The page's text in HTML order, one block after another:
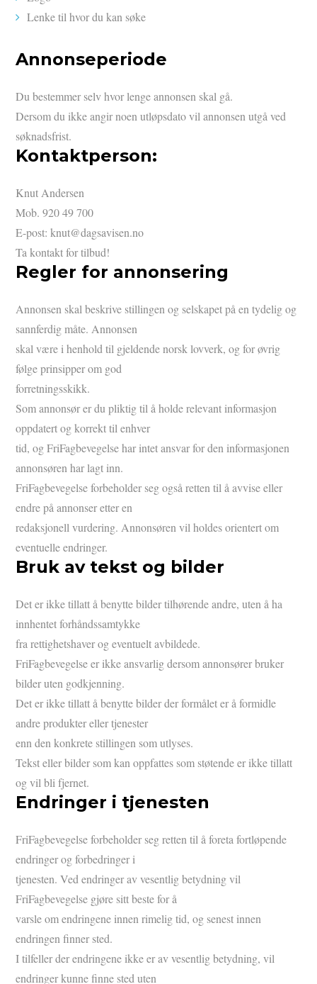
Lenke til hvor du kan søke
Annonseperiode
Du bestemmer selv hvor lenge annonsen skal gå.
Dersom du ikke angir noen utløpsdato vil annonsen utgå ved
søknadsfrist.
Kontaktperson:
Knut Andersen
Mob. 920 49 700
E-post: knut@dagsavisen.no
Ta kontakt for tilbud!
Regler for annonsering
Annonsen skal beskrive stillingen og selskapet på en tydelig og
sannferdig måte. Annonsen
skal være i henhold til gjeldende norsk lovverk, og for øvrig
følge prinsipper om god
forretningsskikk.
Som annonsør er du pliktig til å holde relevant informasjon
oppdatert og korrekt til enhver
tid, og FriFagbevegelse har intet ansvar for den informasjonen
annonsøren har lagt inn.
FriFagbevegelse forbeholder seg også retten til å avvise eller
endre på annonser etter en
redaksjonell vurdering. Annonsøren vil holdes orientert om
eventuelle endringer.
Bruk av tekst og bilder
Det er ikke tillatt å benytte bilder tilhørende andre, uten å ha
innhentet forhåndssamtykke
fra rettighetshaver og eventuelt avbildede.
FriFagbevegelse er ikke ansvarlig dersom annonsører bruker
bilder uten godkjenning.
Det er ikke tillatt å benytte bilder der formålet er å formidle
andre produkter eller tjenester
enn den konkrete stillingen som utlyses.
Tekst eller bilder som kan oppfattes som støtende er ikke tillatt
og vil bli fjernet.
Endringer i tjenesten
FriFagbevegelse forbeholder seg retten til å foreta fortløpende
endringer og forbedringer i
tjenesten. Ved endringer av vesentlig betydning vil
FriFagbevegelse gjøre sitt beste for å
varsle om endringene innen rimelig tid, og senest innen
endringen finner sted.
I tilfeller der endringene ikke er av vesentlig betydning, vil
endringer kunne finne sted uten